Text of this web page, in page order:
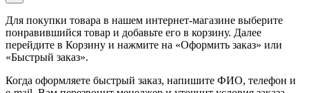
Для покупки товара в нашем интернет-магазине выберите
понравившийся товар и добавьте его в корзину. Далее
перейдите в Корзину и нажмите на «Оформить заказ» или
«Быстрый заказ».
Когда оформляете быстрый заказ, напишите ФИО, телефон и